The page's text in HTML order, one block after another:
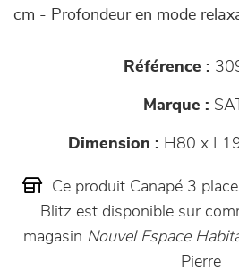
cm - Profondeur en mode
Référence :
Marque :
Dimension : H80 x
Ce produit Canapé 3
Blitz est disponible sur
magasin Nouvel Espace
Pierre